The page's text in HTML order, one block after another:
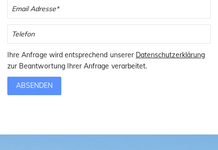
Ihre Anfrage wird entsprechend unserer Datenschutzerklärung
zur Beantwortung Ihrer Anfrage verarbeitet.
ABSENDEN